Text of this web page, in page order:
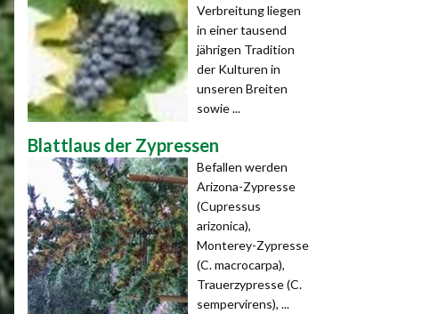
Verbreitung liegen
in einer tausend
jährigen Tradition
der Kulturen in
unseren Breiten
sowie ...
Blattlaus der Zypressen
Befallen werden
Arizona-Zypresse
(Cupressus
arizonica),
Monterey-Zypresse
(C. macrocarpa),
Trauerzypresse (C.
sempervirens), ...